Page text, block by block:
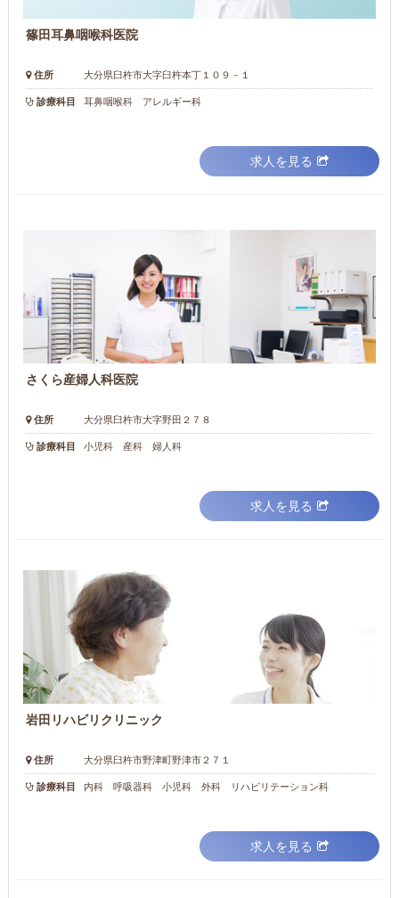
篠田耳鼻咽喉科医院
住所 大分県臼杵市大字臼杵本丁１０９－１
診療科目 耳鼻咽喉科 アレルギー科
求人を見る
さくら産婦人科医院
住所 大分県臼杵市大字野田２７８
診療科目 小児科 産科 婦人科
求人を見る
岩田リハビリクリニック
住所 大分県臼杵市野津町野津市２７１
診療科目 内科 呼吸器科 小児科 外科 リハビリテーション科
求人を見る